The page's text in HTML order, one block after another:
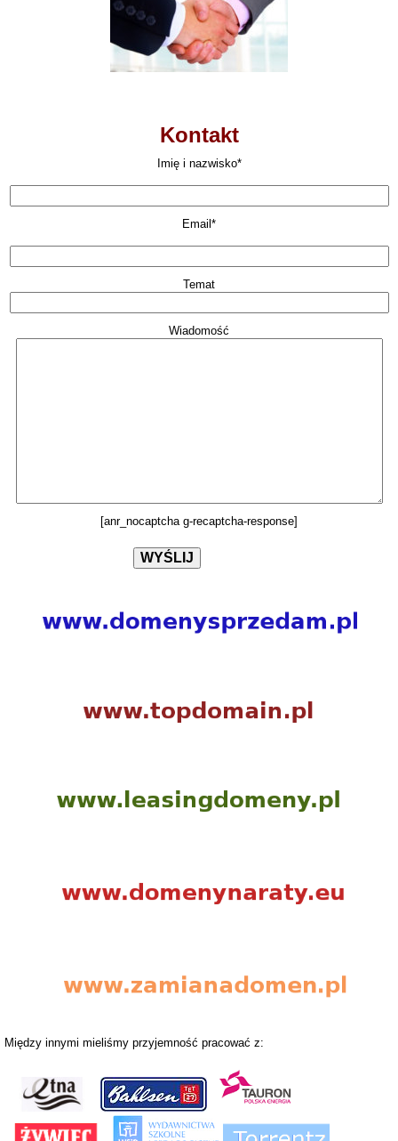
Kontakt
Imię i nazwisko*
Email*
Temat
Wiadomość
[anr_nocaptcha g-recaptcha-response]
Między innymi mieliśmy przyjemność pracować z: